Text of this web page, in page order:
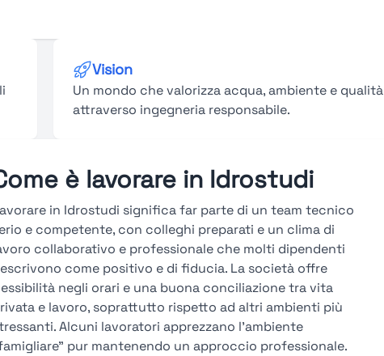
Vision
Un mondo che valorizza acqua, ambiente e qualità
attraverso ingegneria responsabile.
è lavorare in Idrostudi
in Idrostudi significa far parte di un team tecnico
e competente, con colleghi preparati e un clima di
collaborativo e professionale che molti dipendenti
come positivo e di fiducia. La società offre
negli orari e una buona conciliazione tra vita
e lavoro, soprattutto rispetto ad altri ambienti più
Alcuni lavoratori apprezzano l’ambiente
pur mantenendo un approccio professionale.